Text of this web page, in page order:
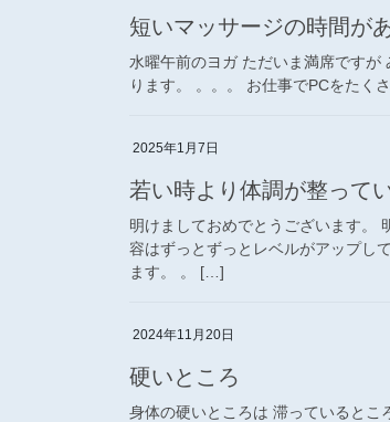
短いマッサージの時間が
水曜午前のヨガ ただいま満席です
ります。 。。。 お仕事でPCをたく
2025年1月7日
若い時より体調が整って
明けましておめでとうございます。
容はずっとずっとレベルがアップし
ます。 。 […]
2024年11月20日
硬いところ
身体の硬いところは 滞っているとこ